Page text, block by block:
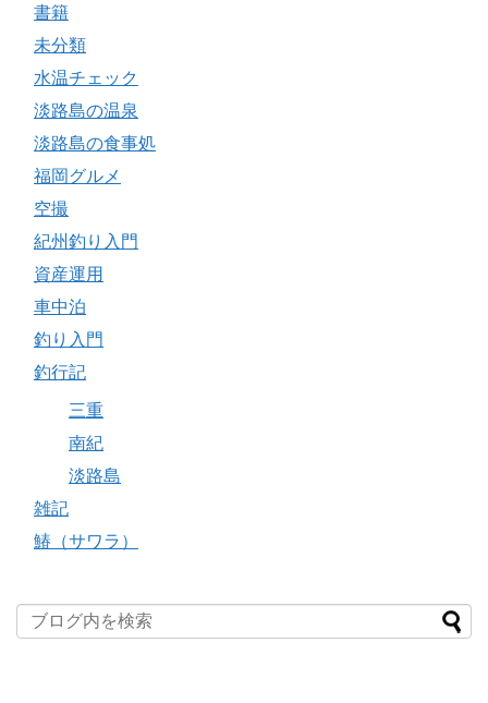
書籍
未分類
水温チェック
淡路島の温泉
淡路島の食事処
福岡グルメ
空撮
紀州釣り入門
資産運用
車中泊
釣り入門
釣行記
三重
南紀
淡路島
雑記
鰆（サワラ）